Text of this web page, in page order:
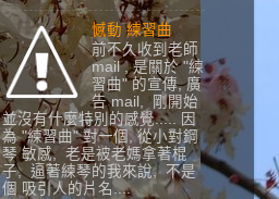
憾動 練習曲
前不久收到老師
mail , 是關於 "練
習曲" 的宣傳, 廣
告 mail, 剛開始
並沒有什麼特別的感覺..... 因
為 "練習曲" 對一個, 從小對鋼
琴 敏感, 老是被老媽拿著棍
子, 逼著練琴的我來說, 不是
個 吸引人的片名....